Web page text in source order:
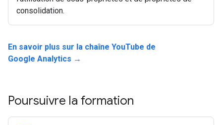
consolidation.
En savoir plus sur la chaîne YouTube de
Google Analytics →
Poursuivre la formation